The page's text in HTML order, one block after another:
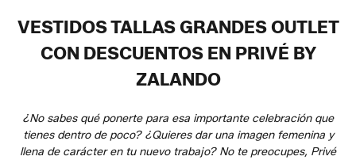
VESTIDOS TALLAS GRANDES OUTLET
CON DESCUENTOS EN PRIVÉ BY
ZALANDO
¿No sabes qué ponerte para esa importante celebración que
tienes dentro de poco? ¿Quieres dar una imagen femenina y
llena de carácter en tu nuevo trabajo? No te preocupes, Privé